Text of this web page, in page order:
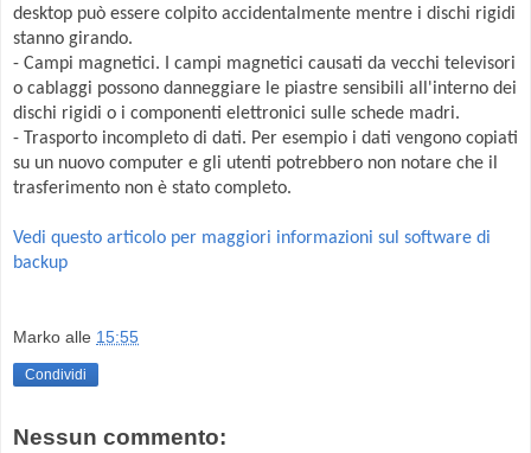
desktop può essere colpito accidentalmente mentre i dischi rigidi
stanno girando.
- Campi magnetici. I campi magnetici causati da vecchi televisori
o cablaggi possono danneggiare le piastre sensibili all'interno dei
dischi rigidi o i componenti elettronici sulle schede madri.
- Trasporto incompleto di dati. Per esempio i dati vengono copiati
su un nuovo computer e gli utenti potrebbero non notare che il
trasferimento non è stato completo.
Vedi questo articolo per maggiori informazioni sul software di
backup
Marko alle 15:55
Condividi
Nessun commento: